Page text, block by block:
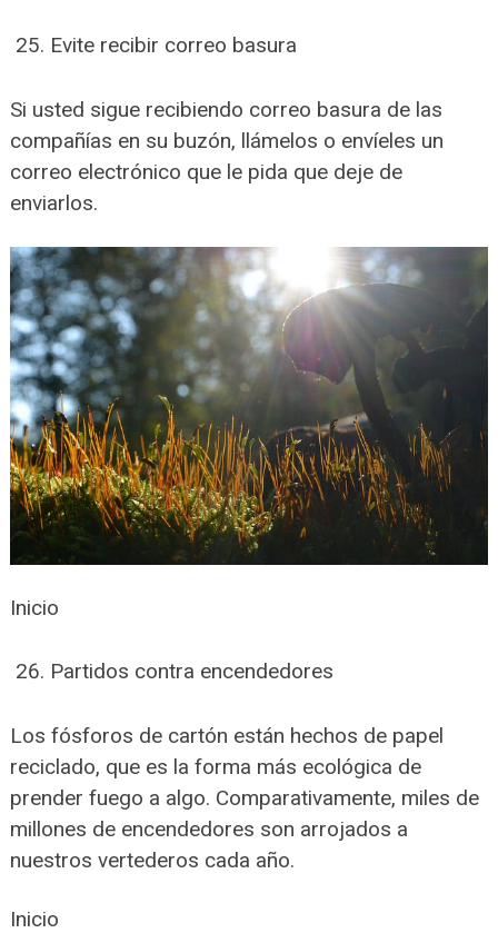
Evite recibir correo basura
Si usted sigue recibiendo correo basura de las
compañías en su buzón, llámelos o envíeles un
correo electrónico que le pida que deje de
enviarlos.
Inicio
Partidos contra encendedores
Los fósforos de cartón están hechos de papel
reciclado, que es la forma más ecológica de
prender fuego a algo. Comparativamente, miles de
millones de encendedores son arrojados a
nuestros vertederos cada año.
Inicio